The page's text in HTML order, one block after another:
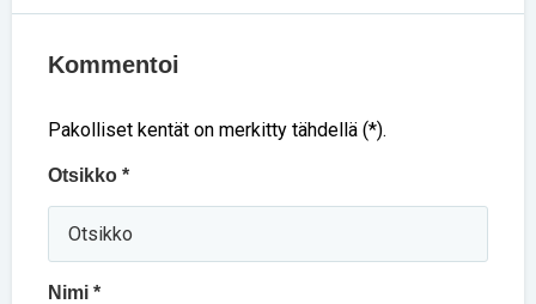
Kommentoi
Pakolliset kentät on merkitty tähdellä (*).
Otsikko *
Nimi *